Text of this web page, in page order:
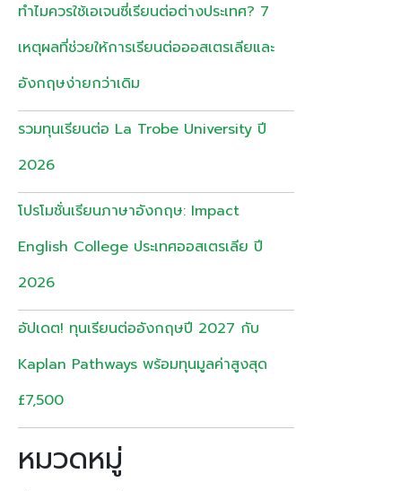
ทำไมควรใช้เอเจนซี่เรียนต่อต่างประเทศ? 7
เหตุผลที่ช่วยให้การเรียนต่อออสเตรเลียและ
อังกฤษง่ายกว่าเดิม
รวมทุนเรียนต่อ La Trobe University ปี
2026
โปรโมชั่นเรียนภาษาอังกฤษ: Impact
English College ประเทศออสเตรเลีย ปี
2026
อัปเดต! ทุนเรียนต่ออังกฤษปี 2027 กับ
Kaplan Pathways พร้อมทุนมูลค่าสูงสุด
£7,500
หมวดหมู่